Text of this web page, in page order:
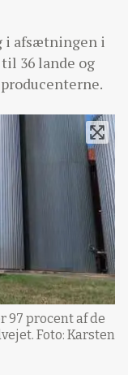
i afsætningen i
36 lande og
97 procent af de
Foto: Karsten